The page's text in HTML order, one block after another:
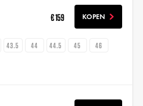
€ 159 KOPEN
43.5 44 44.5 45
46